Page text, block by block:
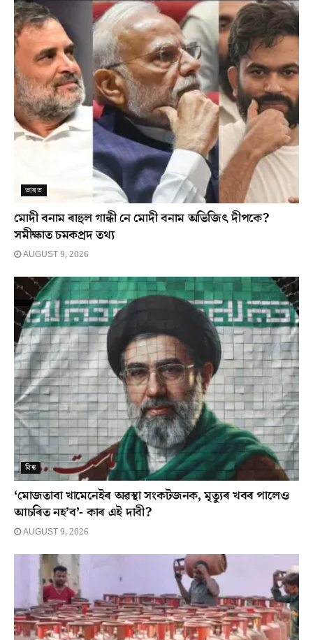
ভাৰত
মোদী বনাম ৰাহুল গান্ধী নে মোদী বনাম অভিজিৎ দীপকে?
সমীক্ষাত চমকপ্ৰদ তথ্য
AUGUST 9, 2026
বিশ্ব
‘মোজতাবা খামেনেইৰ অৱস্থা সংকটজনক, মৃত্যুৰ খবৰ পালেও
আচৰিত নহ’ব’- কাৰ এই দাবী?
AUGUST 9, 2026